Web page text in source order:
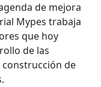
de mejora
Mypes trabaja
que hoy
de las
construcción de